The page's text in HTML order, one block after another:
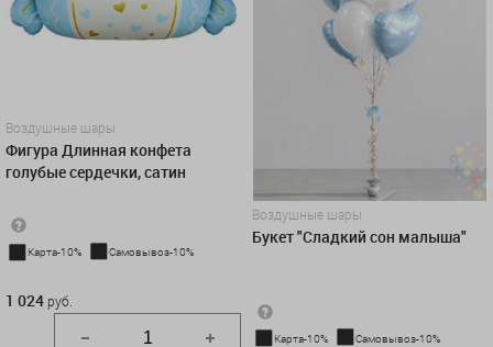
Воздушные шары
Фигура Длинная конфета
голубые сердечки, сатин
Карта-10% Самовывоз-10%
1 024 руб.
Воздушные шары
Букет "Сладкий сон малыша"
Карта-10% Самовывоз-10%